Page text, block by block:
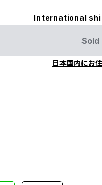
International
Sold
日本国内にお